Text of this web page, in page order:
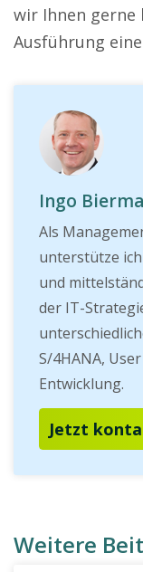
wir Ihnen gerne
Ausführung
Ingo
Als
unterstütze
und
der IT-
S/4HANA,
Entwicklung.
Jetzt
Weitere